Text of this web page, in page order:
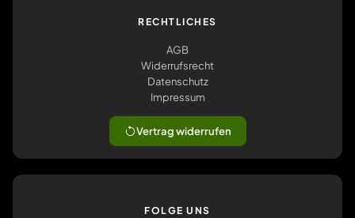
RECHTLICHES
AGB
Widerrufsrecht
Datenschutz
Impressum
Vertrag widerrufen
FOLGE UNS